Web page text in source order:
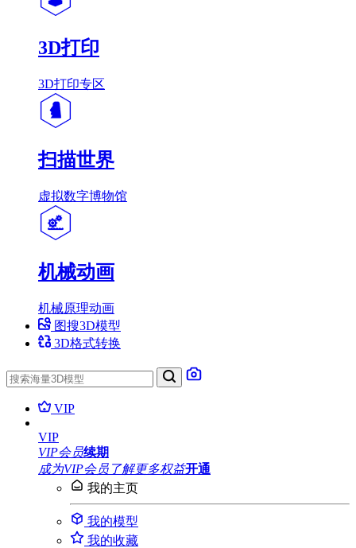
3D打印
3D打印专区
扫描世界
虚拟数字博物馆
机械动画
机械原理动画
图搜3D模型
3D格式转换
VIP
VIP
VIP会员续期
成为VIP会员 了解更多权益开通
我的主页
我的模型
我的收藏